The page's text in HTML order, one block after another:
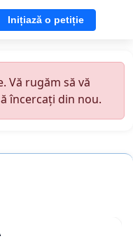
Inițiază o petiție
Vă rugăm să vă
încercați din nou.